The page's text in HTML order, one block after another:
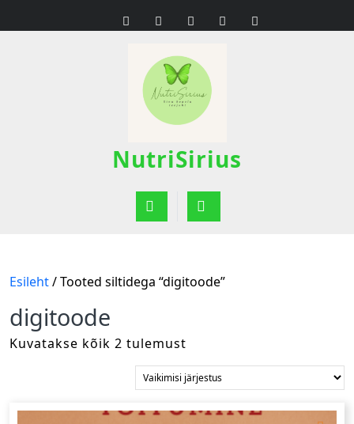
to
NutriSirius
Open
Esileht/ Tooted siltidega “digitoode”
digitoode
Kuvatakse kõik 2 tulemust